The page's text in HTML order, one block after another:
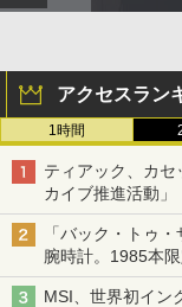
アクセスラン
1時間
ティアック、カ
カイブ推進活動」
「バック・トゥ
腕時計。1985本
MSI、世界初イン